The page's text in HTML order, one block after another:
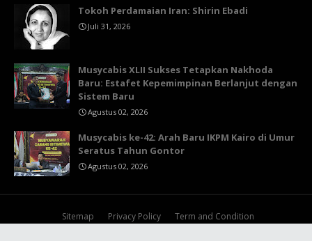
Tokoh Perdamaian Iran: Shirin Ebadi
Juli 31, 2026
Musycabis XLII Sukses Tetapkan Nakhoda
Baru: Estafet Kepemimpinan Berlanjut dengan
Sistem Baru
Agustus 02, 2026
Musycabis ke-42: Arah Baru IKPM Kairo di Umur
Seratus Tahun Gontor
Agustus 02, 2026
Sitemap Privacy Policy
Term and Condition